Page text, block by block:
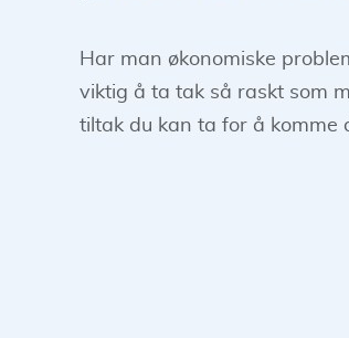
Har man økonomiske
viktig å ta tak så raskt som
tiltak du kan ta for å komme